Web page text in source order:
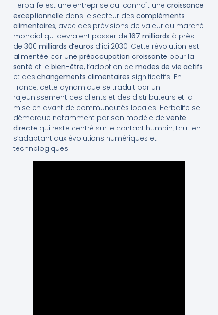
Herbalife est une entreprise qui connaît une croissance
exceptionnelle dans le secteur des compléments
alimentaires, avec des prévisions de valeur du marché
mondial qui devraient passer de 167 milliards à près
de 300 milliards d’euros d’ici 2030. Cette révolution est
alimentée par une préoccupation croissante pour la
santé et le bien-être, l’adoption de modes de vie actifs
et des changements alimentaires significatifs. En
France, cette dynamique se traduit par un
rajeunissement des clients et des distributeurs et la
mise en avant de communautés locales. Herbalife se
démarque notamment par son modèle de vente
directe qui reste centré sur le contact humain, tout en
s’adaptant aux évolutions numériques et
technologiques.